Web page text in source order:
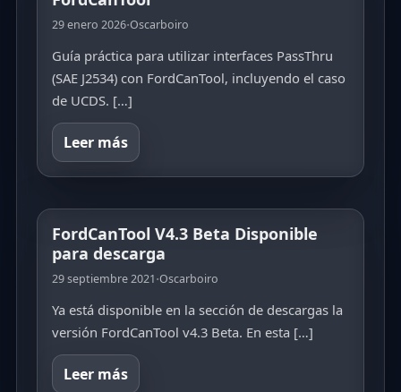
29 enero 2026·Oscarboiro
Guía práctica para utilizar interfaces PassThru
(SAE J2534) con FordCanTool, incluyendo el caso
de UCDS. […]
Leer más
FordCanTool V4.3 Beta Disponible
para descarga
29 septiembre 2021·Oscarboiro
Ya está disponible en la sección de descargas la
versión FordCanTool v4.3 Beta. En esta […]
Leer más